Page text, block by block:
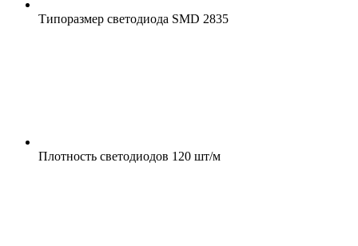
Типоразмер светодиода SMD 2835
Плотность светодиодов 120 шт/м